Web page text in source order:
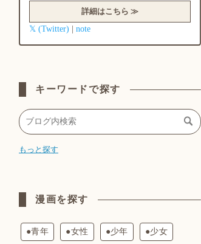
詳細はこちら ≫
𝕏 (Twitter) note
キーワードで探す
もっと探す
漫画を探す
●青年 ●女性 ●少年 ●少女